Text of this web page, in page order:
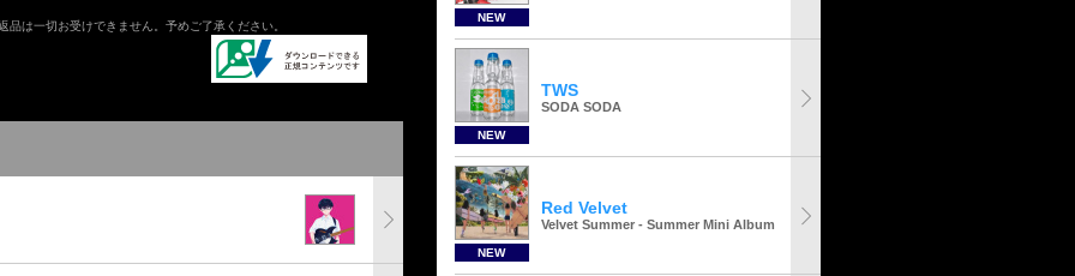
は一切お受けできません。予めご了承ください。
NEW
NEW
TWS
SODA SODA
NEW
Red Velvet
Velvet Summer - Summer Mini Album